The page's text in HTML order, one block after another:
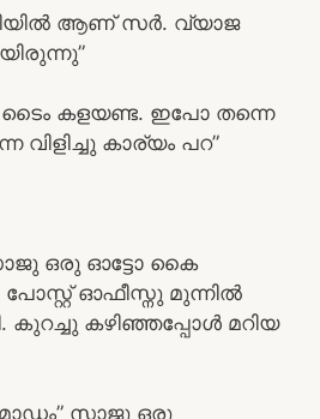
ആണ് സര്‍. വ്യാജ
ടൈം കളയണ്ട. ഇപോ തന്നെ
വിളിച്ചു കാര്യം പറ”
ഒരു ഓട്ടോ കൈ
പോസ്റ്റ്‌ ഓഫീസ്നു മുന്നില്‍
കുറച്ചു കഴിഞ്ഞപ്പോള്‍ മറിയ
സാജു ഒരു